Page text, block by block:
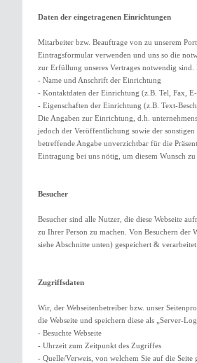
Daten der eingetragenen Einrichtungen
Mitarbeiter bzw. Beauftrage von zu unserem
Eintragsformular verwenden und uns so die
zur Erfüllung unseres Vertrages notwendig
- Name und Anschrift der Einrichtung
- Kontaktdaten der Einrichtung (z.B. Tel, Fax,
- Eigenschaften der Einrichtung (z.B. Text-
Die Angaben zur Einrichtung, d.h.
jedoch der Veröffentlichung sowie der
betreffende Angabe unverzichtbar für die
Eintragung bei uns nötig, um diesem Wunsch zu
Besucher
Besucher sind alle Nutzer, die diese Webseite
zu Ihrer Person zu machen. Von Besuchern der
siehe Abschnitte unten) gespeichert &
Zugriffsdaten
Wir, der Webseitenbetreiber bzw. unser
die Webseite und speichern diese als „Server-
- Besuchte Webseite
- Uhrzeit zum Zeitpunkt des Zugriffes
- Quelle/Verweis, von welchem Sie auf die Seite